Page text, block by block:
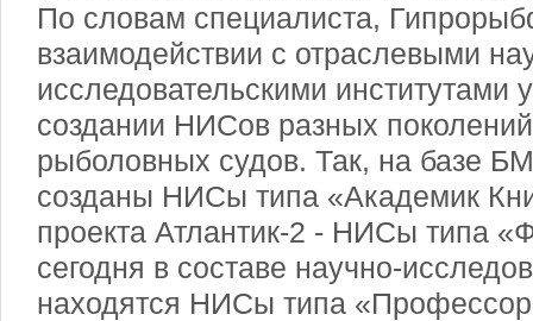
По словам специалиста,
взаимодействии с отраслевыми
исследовательскими институтами
создании НИСов разных
рыболовных судов. Так, на базе
созданы НИСы типа «Академик
проекта Атлантик-2 - НИСы типа
сегодня в составе научно-
находятся НИСы типа